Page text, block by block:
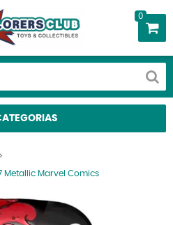
0
Metallic Marvel Comics